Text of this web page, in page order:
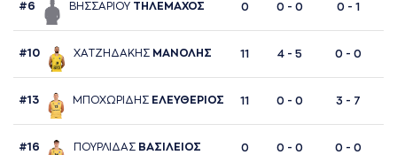
#6 ΒΗΣΣAΡΙΟΥ ΤΗΛΕΜAΧΟΣ 0 0 - 0 0 - 1
#10 ΧAΤΖΗΔAΚΗΣ ΜAΝΟΛΗΣ 11 4 - 5 0 - 0
#13 ΜΠΟΧΩΡΙΔΗΣ ΕΛΕΥΘΕΡΙΟΣ 11 0 - 0 3 - 7
#16 ΠΟΥΡΛΙΔAΣ ΒAΣΙΛΕΙΟΣ 0 0 - 0 0 - 0